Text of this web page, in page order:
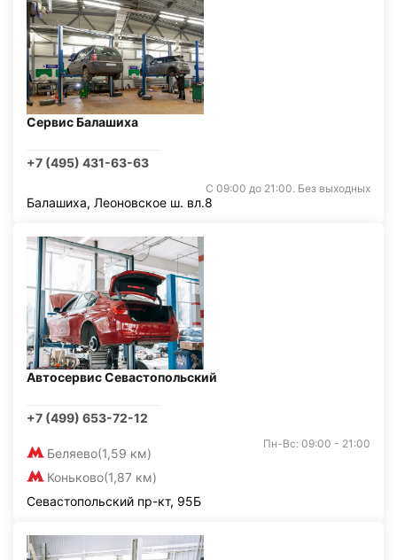
Сервис Балашиха
+7 (495) 431-63-63
С 09:00 до 21:00. Без выходных
Балашиха, Леоновское ш. вл.8
Автосервис Севастопольский
+7 (499) 653-72-12
Беляево(1,59 км)
Коньково(1,87 км)
Пн-Вс: 09:00 - 21:00
Севастопольский пр-кт, 95Б